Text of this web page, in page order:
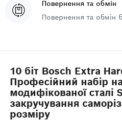
Повернення та обмін
Повернення та обмін
10 біт Bosch Extra
Професійний набір
модифікованої сталі
закручування
розміру